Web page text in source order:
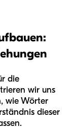
die
wir uns
wie Wörter
dieser